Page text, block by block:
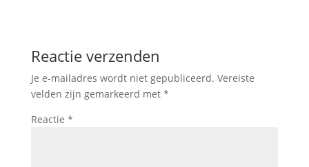
Reactie verzenden
Je e-mailadres wordt niet gepubliceerd. Vereiste
velden zijn gemarkeerd met *
Reactie *